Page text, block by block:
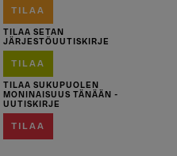
TILAA
TILAA SETAN
JÄRJESTÖUUTISKIRJE
TILAA
TILAA SUKUPUOLEN
MONINAISUUS TÄNÄÄN -
UUTISKIRJE
TILAA